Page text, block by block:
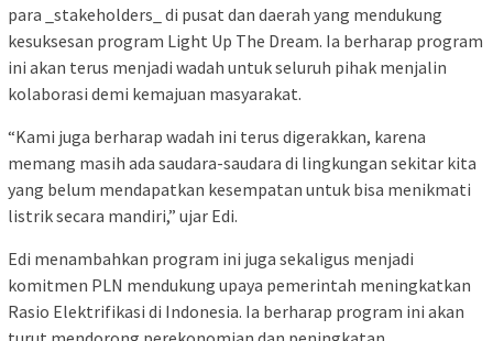
para _stakeholders_ di pusat dan daerah yang mendukung
kesuksesan program Light Up The Dream. Ia berharap program
ini akan terus menjadi wadah untuk seluruh pihak menjalin
kolaborasi demi kemajuan masyarakat.
“Kami juga berharap wadah ini terus digerakkan, karena
memang masih ada saudara-saudara di lingkungan sekitar kita
yang belum mendapatkan kesempatan untuk bisa menikmati
listrik secara mandiri,” ujar Edi.
Edi menambahkan program ini juga sekaligus menjadi
komitmen PLN mendukung upaya pemerintah meningkatkan
Rasio Elektrifikasi di Indonesia. Ia berharap program ini akan